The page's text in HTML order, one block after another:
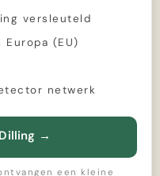
versleuteld
(EU)
netwerk
→
een kleine